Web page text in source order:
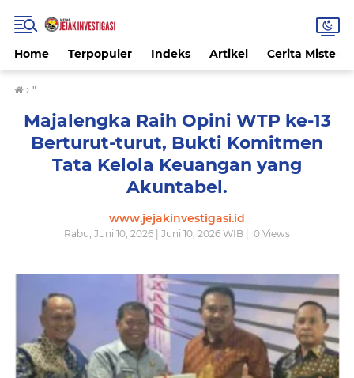
Home Terpopuler Indeks Artikel Cerita Misteri
› "
Majalengka Raih Opini WTP ke-13
Berturut-turut, Bukti Komitmen
Tata Kelola Keuangan yang
Akuntabel.
www.jejakinvestigasi.id
Rabu, Juni 10, 2026 | Juni 10, 2026 WIB | 0 Views